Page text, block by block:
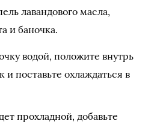
лавандового масла,
и баночка.
водой, положите внутрь
и поставьте охлаждаться в
прохладной, добавьте